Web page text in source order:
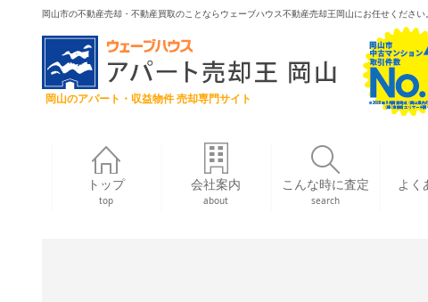
岡山市の不動産売却・不動産買取のことならウェーブハウス不動産売却王岡山にお任せください。
岡山のアパート・収益物件 売却専門サイト
トップ
top
会社案内
about
こんな時に査定
search
よく